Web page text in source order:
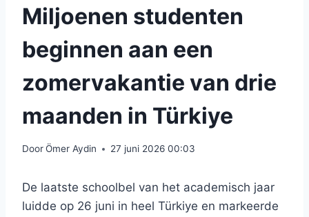
Miljoenen studenten
beginnen aan een
zomervakantie van drie
maanden in Türkiye
DoorÖmer Aydin 27 juni 2026 00:03
De laatste schoolbel van het academisch jaar
luidde op 26 juni in heel Türkiye en markeerde